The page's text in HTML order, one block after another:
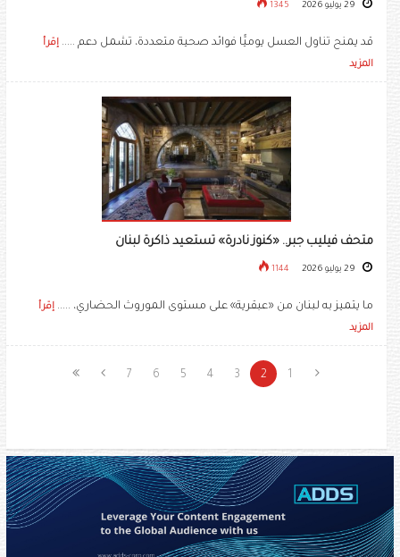
1345
قد يمنح تناول العسل يوميًّا فوائد صحية متعددة، تشمل دعم ..... إقرأ
المزيد
متحف فيليب جبر.. «كنوز نادرة» تستعيد ذاكرة لبنان
1144
ما يتميز به لبنان من «عبقرية» على مستوى الموروث الحضاري، ..... إقرأ
المزيد
1
2
3
4
5
6
7